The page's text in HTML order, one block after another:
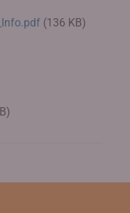
(136 KB)